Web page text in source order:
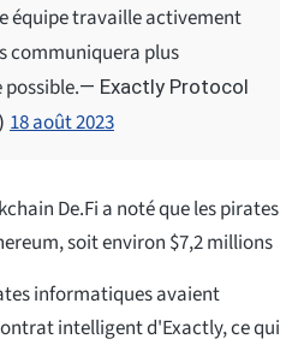
équipe travaille activement
communiquera plus
— Exactly Protocol
18 août 2023
De.Fi a noté que les pirates
soit environ $7,2 millions
informatiques avaient
intelligent d'Exactly, ce qui